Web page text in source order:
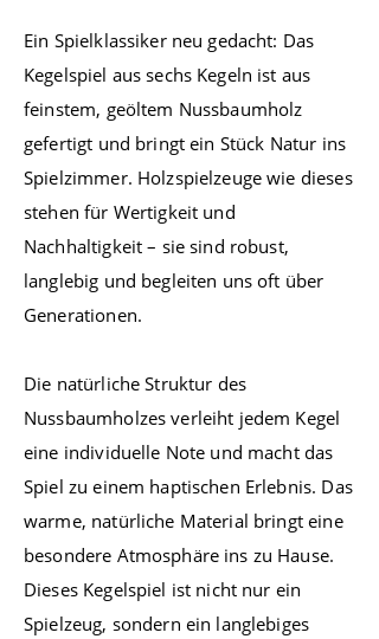
Ein Spielklassiker neu gedacht: Das
Kegelspiel aus sechs Kegeln ist aus
feinstem, geöltem Nussbaumholz
gefertigt und bringt ein Stück Natur ins
Spielzimmer. Holzspielzeuge wie dieses
stehen für Wertigkeit und
Nachhaltigkeit – sie sind robust,
langlebig und begleiten uns oft über
Generationen.
Die natürliche Struktur des
Nussbaumholzes verleiht jedem Kegel
eine individuelle Note und macht das
Spiel zu einem haptischen Erlebnis. Das
warme, natürliche Material bringt eine
besondere Atmosphäre ins zu Hause.
Dieses Kegelspiel ist nicht nur ein
Spielzeug, sondern ein langlebiges